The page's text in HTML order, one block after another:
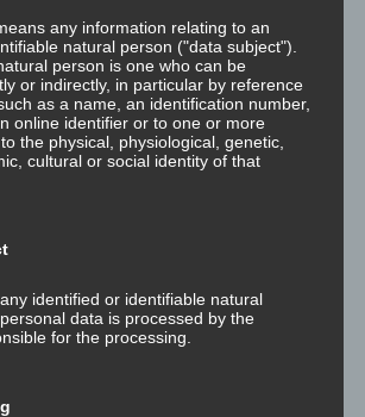
von Personen die ein, zwei oder alle drei
Triade in sich beheimaten, sich
Empathie nie erreicht werden wird…
oder psychopathische
muss. Und zwar in gesteigertem
Erfolg zu führen.
Täters zu hoffen, oder auf eine Phase, die
any information relating to an
natural person ("data subject").
person is one who can be
or indirectly, in particular by reference
as a name, an identification number,
online identifier or to one or more
the physical, physiological, genetic,
cultural or social identity of that
identified or identifiable natural
data is processed by the
for the processing.